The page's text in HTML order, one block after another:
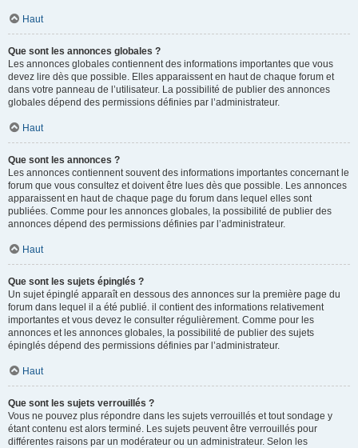
Haut
Que sont les annonces globales ?
Les annonces globales contiennent des informations importantes que vous
devez lire dès que possible. Elles apparaissent en haut de chaque forum et
dans votre panneau de l’utilisateur. La possibilité de publier des annonces
globales dépend des permissions définies par l’administrateur.
Haut
Que sont les annonces ?
Les annonces contiennent souvent des informations importantes concernant le
forum que vous consultez et doivent être lues dès que possible. Les annonces
apparaissent en haut de chaque page du forum dans lequel elles sont
publiées. Comme pour les annonces globales, la possibilité de publier des
annonces dépend des permissions définies par l’administrateur.
Haut
Que sont les sujets épinglés ?
Un sujet épinglé apparaît en dessous des annonces sur la première page du
forum dans lequel il a été publié. il contient des informations relativement
importantes et vous devez le consulter régulièrement. Comme pour les
annonces et les annonces globales, la possibilité de publier des sujets
épinglés dépend des permissions définies par l’administrateur.
Haut
Que sont les sujets verrouillés ?
Vous ne pouvez plus répondre dans les sujets verrouillés et tout sondage y
étant contenu est alors terminé. Les sujets peuvent être verrouillés pour
différentes raisons par un modérateur ou un administrateur. Selon les